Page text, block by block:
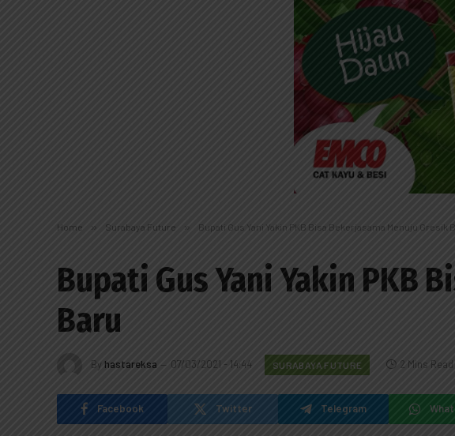
Home » Surabaya Future » Bupati Gus Yani Yakin PKB Bisa Bekerjasama Menuju Gresik
Bupati Gus Yani Yakin PKB
Baru
By hastareksa 07/03/2021 - 14:44 SURABAYA FUTURE 2 Mins Read
Facebook Twitter Telegram